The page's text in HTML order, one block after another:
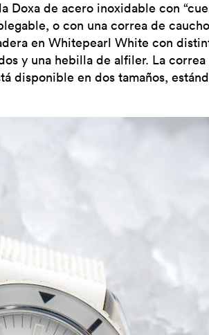
Doxa de acero inoxidable con
o con una correa de
en Whitepearl White con
y una hebilla de alfiler. La correa
disponible en dos tamaños,